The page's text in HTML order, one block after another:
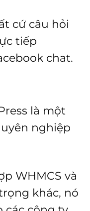
cứ câu hỏi
tiếp
chat.
là một
nghiệp
WHMCS và
khác, nó